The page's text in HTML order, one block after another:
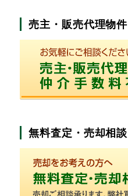
売主・販売代理物件
無料査定・売却相談